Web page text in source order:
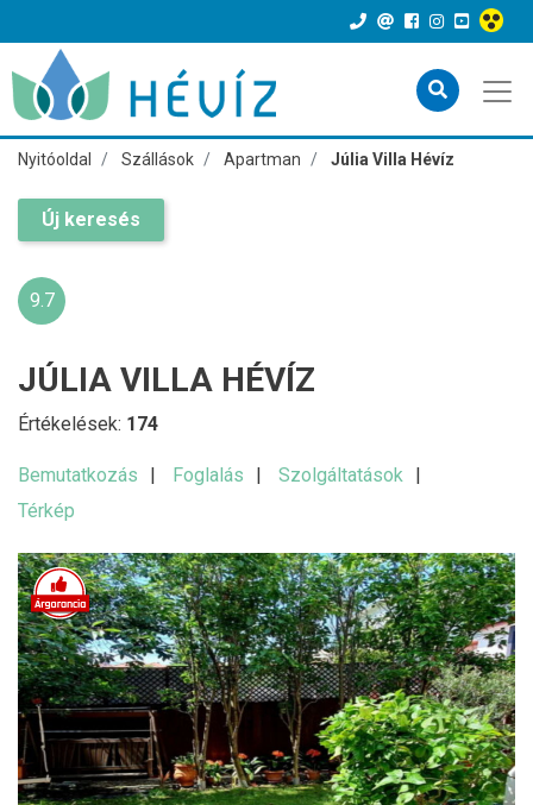
Nyitóoldal Szállások Apartman Júlia Villa Hévíz
Új keresés
9.7
JÚLIA VILLA HÉVÍZ
Értékelések: 174
Bemutatkozás Foglalás
Szolgáltatások
Térkép